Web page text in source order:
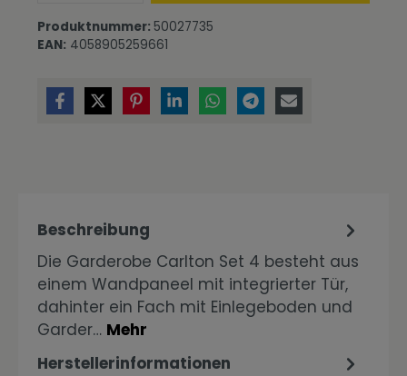
Produktnummer: 50027735
EAN: 4058905259661
Beschreibung
Die Garderobe Carlton Set 4 besteht aus
einem Wandpaneel mit integrierter Tür,
dahinter ein Fach mit Einlegeboden und
Garder… Mehr
Herstellerinformationen